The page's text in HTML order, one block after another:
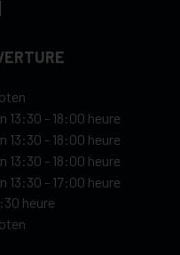
13:30 - 18:00 heure
13:30 - 18:00 heure
13:30 - 18:00 heure
13:30 - 17:00 heure
heure